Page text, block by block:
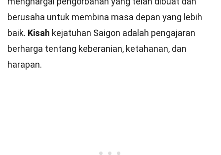
berusaha untuk membina masa depan yang lebih
baik. Kisah kejatuhan Saigon adalah pengajaran
berharga tentang keberanian, ketahanan, dan
harapan.